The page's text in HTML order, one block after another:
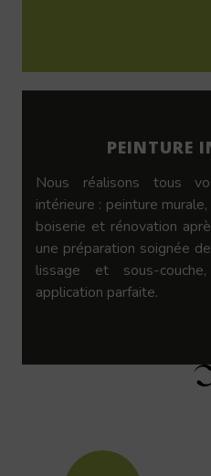
PEINTURE
Nous réalisons tous
intérieure : peinture
boiserie et rénovation
une préparation soignée
lissage et sous-
application parfaite.